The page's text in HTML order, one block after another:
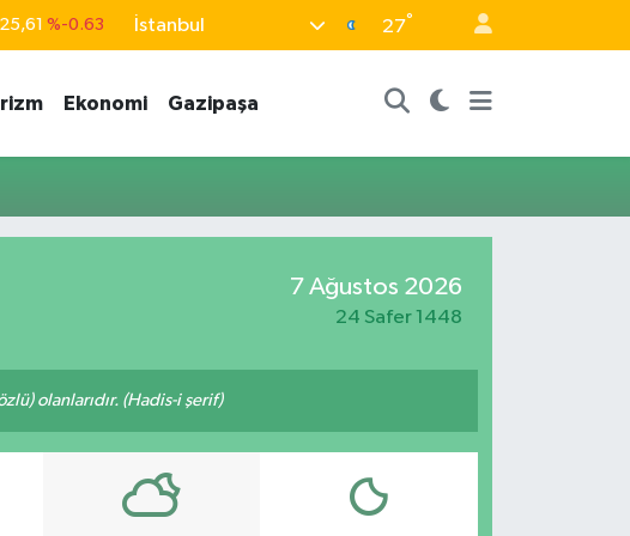
%-0.63
%-0.02
%0.07
13.799 %70
İstanbul 27°
Ekonomi Gazipaşa
7 Ağustos 2026
24 Safer 1448
olanlarıdır. (Hadis-i şerif)